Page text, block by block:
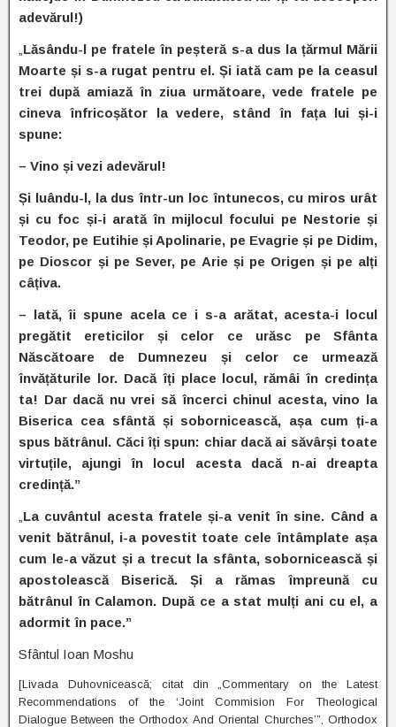
adevărul!)
Lăsându-l pe fratele în peșteră s-a dus la țărmul Mării
Moarte și s-a rugat pentru el. Și iată cam pe la ceasul
trei după amiază în ziua următoare, vede fratele pe
cineva înfricoșător la vedere, stând în fața lui și-i
spune:
– Vino și vezi adevărul!
Și luându-l, la dus într-un loc întunecos, cu miros urât
și cu foc și-i arată în mijlocul focului pe Nestorie și
Teodor, pe Eutihie și Apolinarie, pe Evagrie și pe Didim,
pe Dioscor și pe Sever, pe Arie și pe Origen și pe alți
câțiva.
– lată, îi spune acela ce i s-a arătat, acesta-i locul
pregătit ereticilor și celor ce urăsc pe Sfânta
Născătoare de Dumnezeu și celor ce urmează
învățăturile lor. Dacă îți place locul, rămâi în credința
ta! Dar dacă nu vrei să încerci chinul acesta, vino la
Biserica cea sfântă și sobornicească, așa cum ți-a
spus bătrânul. Căci îți spun: chiar dacă ai săvârși toate
virtuțile, ajungi în locul acesta dacă n-ai dreapta
credință.”
La cuvântul acesta fratele și-a venit în sine. Când a
venit bătrânul, i-a povestit toate cele întâmplate așa
cum le-a văzut și a trecut la sfânta, sobornicească și
apostolească Biserică. Și a rămas împreună cu
bătrânul în Calamon. După ce a stat mulți ani cu el, a
adormit în pace.”
Sfântul Ioan Moshu
[Livada Duhovnicească; citat din „Commentary on the Latest
Recommendations of the ‘Joint Commision For Theological
Dialogue Between the Orthodox And Oriental Churches’”, Orthodox